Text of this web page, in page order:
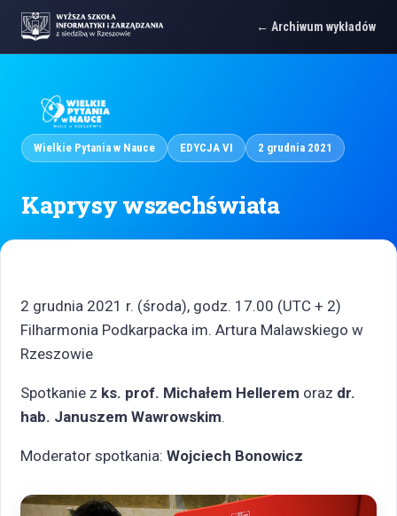
Archiwum wykładów
Wielkie Pytania w Nauce EDYCJA VI 2 grudnia 2021
Kaprysy wszechświata
2 grudnia 2021 r. (środa), godz. 17.00 (UTC + 2)
Filharmonia Podkarpacka im. Artura Malawskiego w
Rzeszowie
Spotkanie z ks. prof. Michałem Hellerem oraz dr.
hab. Januszem Wawrowskim.
Moderator spotkania:Wojciech Bonowicz